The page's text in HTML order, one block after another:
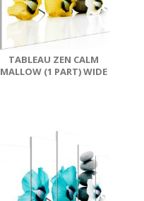
TABLEAU ZEN CALM
MALLOW (1 PART) WIDE